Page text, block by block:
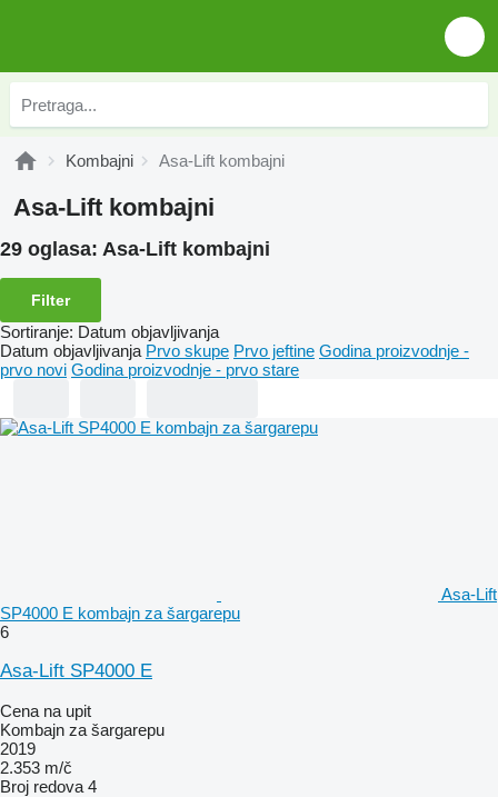
Kombajni Asa-Lift kombajni
Asa-Lift kombajni
29 oglasa: Asa-Lift kombajni
Filter
Sortiranje: Datum objavljivanja
Datum objavljivanja Prvo skupe Prvo jeftine Godina proizvodnje -
prvo novi Godina proizvodnje - prvo stare
Asa-Lift
SP4000 E kombajn za šargarepu
6
Asa-Lift SP4000 E
Cena na upit
Kombajn za šargarepu
2019
2.353 m/č
Broj redova 4